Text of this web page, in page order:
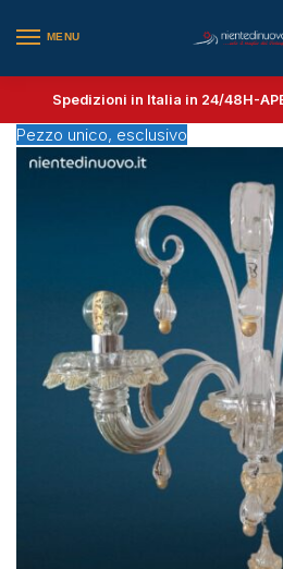
MENU
Spedizioni in Italia in 24/48H-
Pezzo unico, esclusivo